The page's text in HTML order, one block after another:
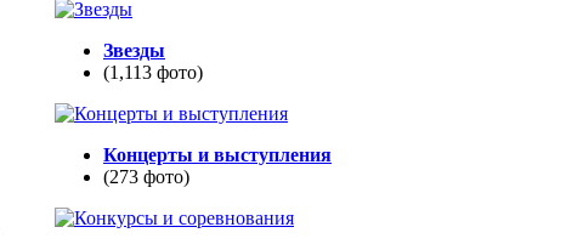
Звезды
(1,113 фото)
Концерты и выступления
(273 фото)